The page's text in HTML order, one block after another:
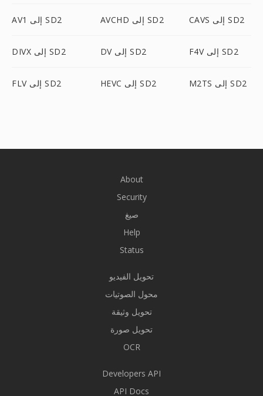
AV1 إلى SD2 AVCHD إلى SD2 CAVS إلى SD2
DIVX إلى SD2 DV إلى SD2 F4V إلى SD2
FLV إلى SD2 HEVC إلى SD2 M2TS إلى SD2
About
Security
صيغ
Help
Status
تحويل الفيديو
محول الصوتيات
تحويل وثيقة
تحويل صورة
OCR
Developers API
API Docs